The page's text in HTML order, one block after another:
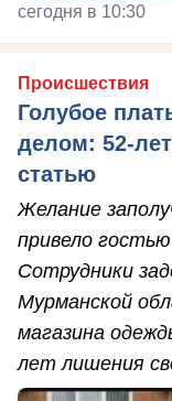
сегодня в 10:30
Происшествия
Голубое
делом: 52-
статью
Желание
привело
Сотрудники
Мурманской
магазина
лет лишения